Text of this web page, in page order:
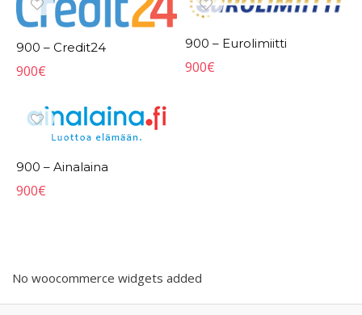
900 – Credit24
900€
900 – Eurolimiitti
900€
900 – Ainalaina
900€
No woocommerce widgets added